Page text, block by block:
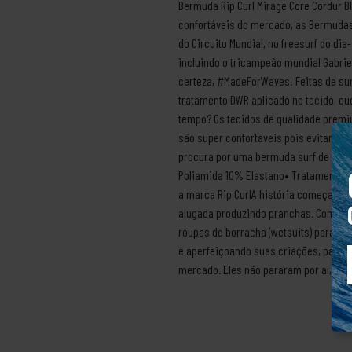
Bermuda Rip Curl Mirage Core
confortáveis do mercado, as
do Circuito Mundial, no freesurf do
incluindo o tricampeão mundial
certeza, #MadeForWaves! Feitas de
tratamento DWR aplicado no tecido,
tempo? Os tecidos de qualidade
são super confortáveis pois evitam
procura por uma bermuda surf de
Poliamida 10% Elastano• Tratamento
a marca Rip CurlA história começa no
alugada produzindo pranchas. Com
roupas de borracha (wetsuits) para
e aperfeiçoando suas criações,
mercado. Eles não pararam por aí,